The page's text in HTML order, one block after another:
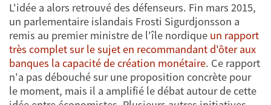
L'idée a alors retrouvé des défenseurs. Fin mars 2015,
un parlementaire islandais Frosti Sigurdjonsson a
remis au premier ministre de l'île nordique un rapport
très complet sur le sujet en recommandant d'ôter aux
banques la capacité de création monétaire. Ce rapport
n'a pas débouché sur une proposition concrète pour
le moment, mais il a amplifié le débat autour de cette